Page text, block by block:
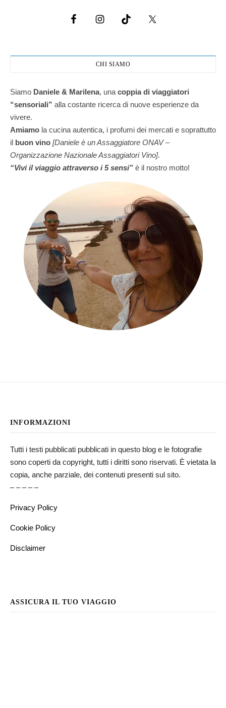
CHI SIAMO
Siamo Daniele & Marilena, una coppia di viaggiatori
“sensoriali” alla costante ricerca di nuove esperienze da
vivere.
Amiamo la cucina autentica, i profumi dei mercati e soprattutto
il buon vino [Daniele è un Assaggiatore ONAV –
Organizzazione Nazionale Assaggiatori Vino].
“Vivi il viaggio attraverso i 5 sensi” è il nostro motto!
INFORMAZIONI
Tutti i testi pubblicati pubblicati in questo blog e le fotografie
sono coperti da copyright, tutti i diritti sono riservati. È vietata la
copia, anche parziale, dei contenuti presenti sul sito.
– – – – –
Privacy Policy
Cookie Policy
Disclaimer
ASSICURA IL TUO VIAGGIO